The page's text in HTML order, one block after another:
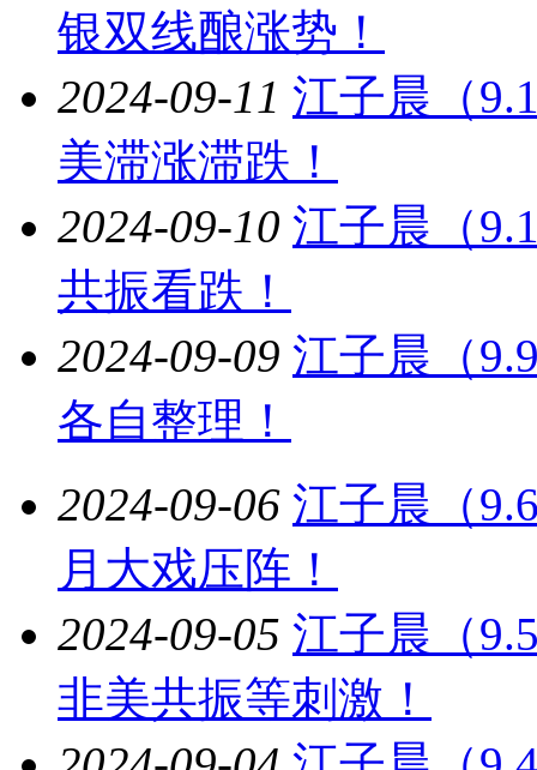
银双线酿涨势！
2024-09-11 江子晨（
美滞涨滞跌！
2024-09-10 江子晨（
共振看跌！
2024-09-09 江子晨（
各自整理！
2024-09-06 江子晨（
月大戏压阵！
2024-09-05 江子晨（
非美共振等刺激！